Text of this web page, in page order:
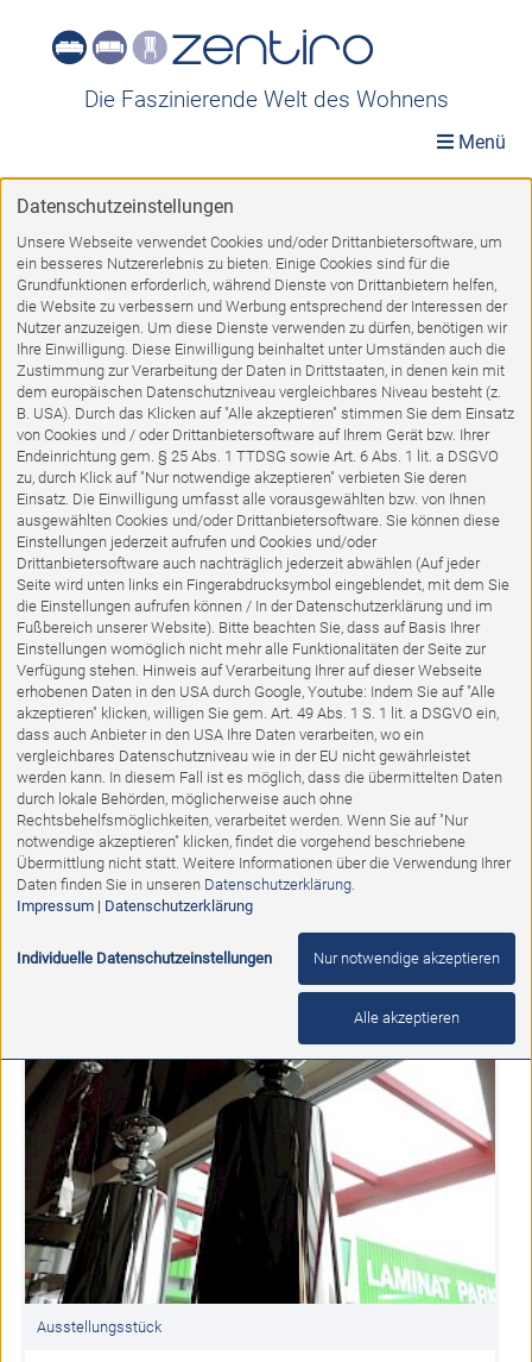
Die Faszinierende Welt des Wohnens
Menü
Leuchter-und-Kerzen
%
Ausstellungsstück
Stehleuchte Lounge
Abholpreis:
299,00 € 139,00 €
Ausstellungsstück
Datenschutzeinstellungen
Unsere Webseite verwendet Cookies und/oder Drittanbietersoftware, um
ein besseres Nutzererlebnis zu bieten. Einige Cookies sind für die
Grundfunktionen erforderlich, während Dienste von Drittanbietern helfen,
die Website zu verbessern und Werbung entsprechend der Interessen der
Nutzer anzuzeigen. Um diese Dienste verwenden zu dürfen, benötigen wir
Ihre Einwilligung. Diese Einwilligung beinhaltet unter Umständen auch die
Zustimmung zur Verarbeitung der Daten in Drittstaaten, in denen kein mit
dem europäischen Datenschutzniveau vergleichbares Niveau besteht (z.
B. USA). Durch das Klicken auf "Alle akzeptieren" stimmen Sie dem Einsatz
von Cookies und / oder Drittanbietersoftware auf Ihrem Gerät bzw. Ihrer
Endeinrichtung gem. § 25 Abs. 1 TTDSG sowie Art. 6 Abs. 1 lit. a DSGVO
zu, durch Klick auf "Nur notwendige akzeptieren" verbieten Sie deren
Einsatz. Die Einwilligung umfasst alle vorausgewählten bzw. von Ihnen
ausgewählten Cookies und/oder Drittanbietersoftware. Sie können diese
Einstellungen jederzeit aufrufen und Cookies und/oder
Drittanbietersoftware auch nachträglich jederzeit abwählen (Auf jeder
Seite wird unten links ein Fingerabdrucksymbol eingeblendet, mit dem Sie
die Einstellungen aufrufen können / In der Datenschutzerklärung und im
Fußbereich unserer Website). Bitte beachten Sie, dass auf Basis Ihrer
Einstellungen womöglich nicht mehr alle Funktionalitäten der Seite zur
Verfügung stehen. Hinweis auf Verarbeitung Ihrer auf dieser Webseite
erhobenen Daten in den USA durch Google, Youtube: Indem Sie auf "Alle
akzeptieren" klicken, willigen Sie gem. Art. 49 Abs. 1 S. 1 lit. a DSGVO ein,
dass auch Anbieter in den USA Ihre Daten verarbeiten, wo ein
vergleichbares Datenschutzniveau wie in der EU nicht gewährleistet
werden kann. In diesem Fall ist es möglich, dass die übermittelten Daten
durch lokale Behörden, möglicherweise auch ohne
Rechtsbehelfsmöglichkeiten, verarbeitet werden. Wenn Sie auf "Nur
notwendige akzeptieren" klicken, findet die vorgehend beschriebene
Übermittlung nicht statt. Weitere Informationen über die Verwendung Ihrer
Daten finden Sie in unseren Datenschutzerklärung.
Impressum| Datenschutzerklärung
Individuelle Datenschutzeinstellungen Nur notwendige akzeptieren
Alle akzeptieren